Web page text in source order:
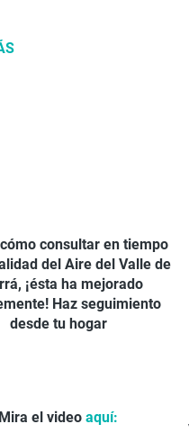
consultar en tiempo
del Aire del Valle de
¡ésta ha mejorado
Haz seguimiento
desde tu hogar
Mira el video aquí: